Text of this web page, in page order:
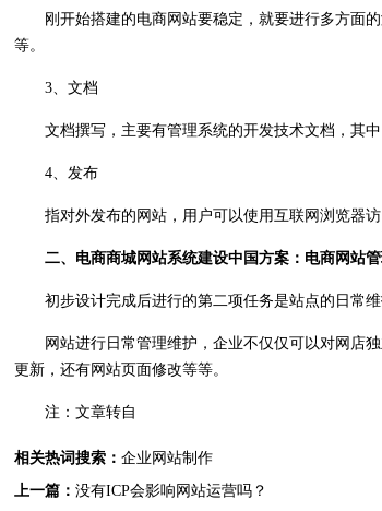
刚开始搭建的电商网站要稳定，就要进行多方面
等。
3、文档
文档撰写，主要有管理系统的开发技术文档，其
4、发布
指对外发布的网站，用户可以使用互联网浏览器访
二、电商商城网站系统建设中国方案：电商网站
初步设计完成后进行的第二项任务是站点的日常维
网站进行日常管理维护，企业不仅仅可以对网店
更新，还有网站页面修改等等。
注：文章转自
相关热词搜索： 企业网站制作
上一篇： 没有ICP会影响网站运营吗？